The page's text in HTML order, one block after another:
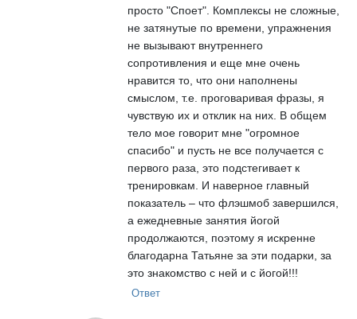
просто "Cпоет". Комплексы не сложные,
не затянутые по времени, упражнения
не вызывают внутреннего
сопротивления и еще мне очень
нравится то, что они наполнены
смыслом, т.е. проговаривая фразы, я
чувствую их и отклик на них. В общем
тело мое говорит мне "огромное
спасибо" и пусть не все получается с
первого раза, это подстегивает к
тренировкам. И наверное главный
показатель – что флэшмоб завершился,
а ежедневные занятия йогой
продолжаются, поэтому я искренне
благодарна Татьяне за эти подарки, за
это знакомство с ней и с йогой!!!
Ответ